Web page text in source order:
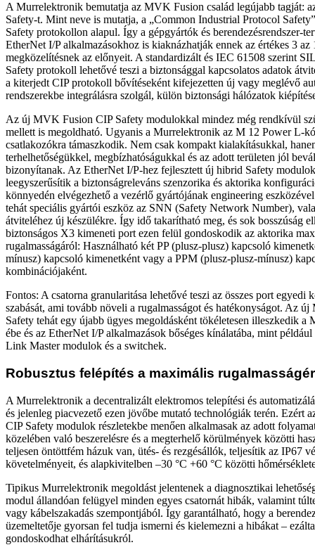
A Murrelektronik bemutatja az MVK Fusion család legújabb tagját:
Safety-t. Mint neve is mutatja, a „Common Industrial Protocol
Safety protokollon alapul. Így a gépgyártók és berendezésrendszer-
EtherNet I/P alkalmazásokhoz is kiaknázhatják ennek az értékes 3 az
megközelítésnek az előnyeit. A standardizált és IEC 61508 szerint
Safety protokoll lehetővé teszi a biztonsággal kapcsolatos adatok
a kiterjedt CIP protokoll bővítéseként kifejezetten új vagy meglévő
rendszerekbe integrálásra szolgál, külön biztonsági hálózatok
Az új MVK Fusion CIP Safety modulokkal mindez még rendkívül
mellett is megoldható. Ugyanis a Murrelektronik az M 12 Power L-
csatlakozókra támaszkodik. Nem csak kompakt kialakításukkal,
terhelhetőségükkel, megbízhatóságukkal és az adott területen jól
bizonyítanak. Az EtherNet I/P-hez fejlesztett új hibrid Safety
leegyszerűsítik a biztonságreleváns szenzorika és aktorika
könnyedén elvégezhető a vezérlő gyártójának engineering
tehát speciális gyártói eszköz az SNN (Safety Network Number),
átviteléhez új készülékre. Így idő takarítható meg, és sok bosszúság
biztonságos X3 kimeneti port ezen felül gondoskodik az aktorika
rugalmasságáról: Használható két PP (plusz-plusz) kapcsoló
mínusz) kapcsoló kimenetként vagy a PPM (plusz-plusz-mínusz)
kombinációjaként.
Fontos: A csatorna granularitása lehetővé teszi az összes port egyedi
szabását, ami tovább növeli a rugalmasságot és hatékonyságot. Az
Safety tehát egy újabb ügyes megoldásként tökéletesen illeszkedik
ébe és az EtherNet I/P alkalmazások bőséges kínálatába, mint
Link Master modulok és a switchek.
Robusztus felépítés a maximális
A Murrelektronik a decentralizált elektromos telepítési és
és jelenleg piacvezető ezen jövőbe mutató technológiák terén. Ezért
CIP Safety modulok részletekbe menően alkalmasak az adott
közelében való beszerelésre és a megterhelő körülmények közötti
teljesen öntöttfém házuk van, ütés- és rezgésállók, teljesítik az IP67
követelményeit, és alapkivitelben –30 °C +60 °C közötti
Tipikus Murrelektronik megoldást jelentenek a diagnosztikai
modul állandóan felügyel minden egyes csatornát hibák, valamint
vagy kábelszakadás szempontjából. Így garantálható, hogy a
üzemeltetője gyorsan fel tudja ismerni és kielemezni a hibákat –
gondoskodhat elhárításukról.